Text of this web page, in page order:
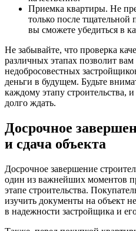
Приемка квартиры. Не
только после
вы сможете убедиться в
Не забывайте, что проверка
различных этапах позволит вам
недобросовестных
деньги в будущем. Будьте
каждому этапу строительства, и
долго ждать.
Досрочное
и сдача объекта
Досрочное завершение
один из важнейших моментов
этапе строительства.
изучить документы на объект
в надежности застройщика и